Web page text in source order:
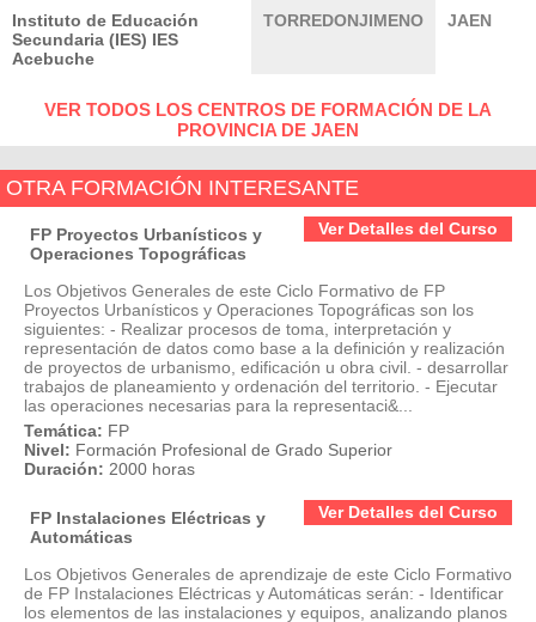
Instituto de Educación
Secundaria (IES) IES
Acebuche
TORREDONJIMENO JAEN
VER TODOS LOS CENTROS DE FORMACIÓN DE LA
PROVINCIA DE JAEN
OTRA FORMACIÓN INTERESANTE
Ver Detalles del Curso
FP Proyectos Urbanísticos y
Operaciones Topográficas
Los Objetivos Generales de este Ciclo Formativo de FP
Proyectos Urbanísticos y Operaciones Topográficas son los
siguientes: - Realizar procesos de toma, interpretación y
representación de datos como base a la definición y realización
de proyectos de urbanismo, edificación u obra civil. - desarrollar
trabajos de planeamiento y ordenación del territorio. - Ejecutar
las operaciones necesarias para la representaci&...
Temática: FP
Nivel: Formación Profesional de Grado Superior
Duración: 2000 horas
Ver Detalles del Curso
FP Instalaciones Eléctricas y
Automáticas
Los Objetivos Generales de aprendizaje de este Ciclo Formativo
de FP Instalaciones Eléctricas y Automáticas serán: - Identificar
los elementos de las instalaciones y equipos, analizando planos